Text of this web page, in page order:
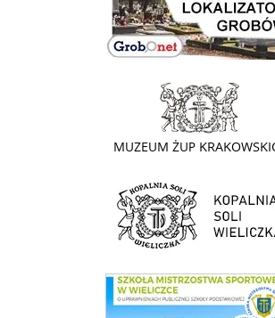
link do strony - Muzeum Żup
link do strony Kopalni Soli Wieliczka
link do SMS Wieliczka